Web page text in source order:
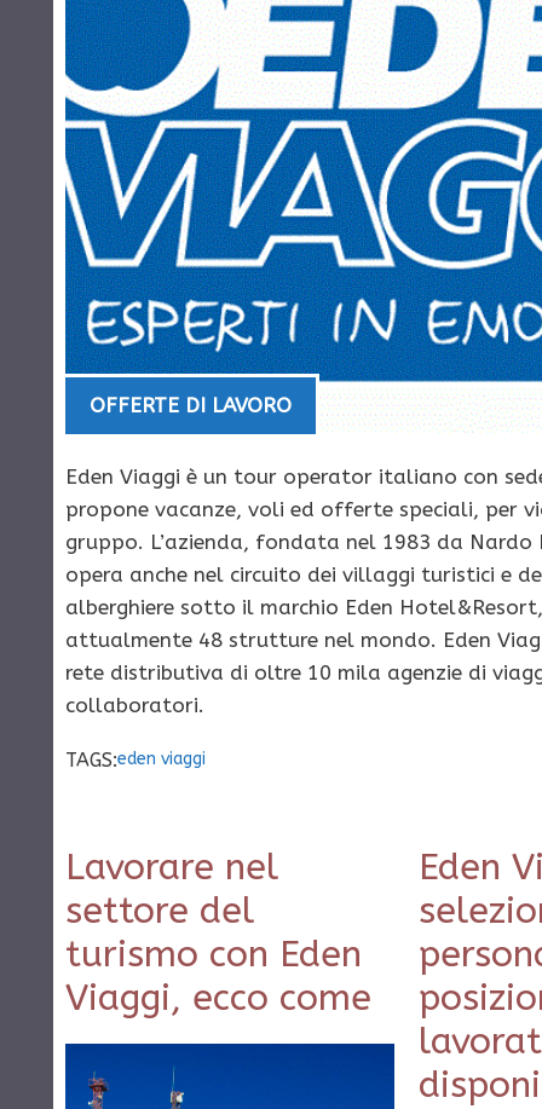
OFFERTE DI LAVORO
Eden Viaggi è un tour operator italiano con
propone vacanze, voli ed offerte speciali, per
gruppo. L’azienda, fondata nel 1983 da
opera anche nel circuito dei villaggi turistici e
alberghiere sotto il marchio Eden
attualmente 48 strutture nel mondo. Eden
rete distributiva di oltre 10 mila agenzie di
collaboratori.
TAGS:eden viaggi
Lavorare nel
settore del
turismo con Eden
Viaggi, ecco come
Eden